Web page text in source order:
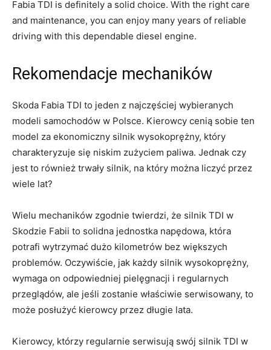
Fabia TDI is definitely⁢ a solid choice.​ With​ the⁤ right care‌
and ​maintenance, ​you can enjoy many years of reliable
driving with‍ this dependable diesel engine.
Rekomendacje mechaników
Skoda Fabia TDI⁤ to jeden z⁢ najczęściej wybieranych
modeli ‍samochodów w Polsce. Kierowcy cenią‌ sobie ten
model za ekonomiczny silnik wysokoprężny, który
charakteryzuje ⁤się niskim zużyciem paliwa. Jednak‍ czy
jest to również trwały silnik, ⁤na który można liczyć ​przez
wiele lat?
Wielu ​mechaników zgodnie twierdzi, że silnik TDI‌ w
Skodzie Fabii to solidna jednostka napędowa, która
potrafi wytrzymać dużo ⁤kilometrów bez większych⁢
problemów. Oczywiście, jak⁢ każdy ​silnik wysokoprężny, ​
wymaga on‍ odpowiedniej pielęgnacji i regularnych
przeglądów,‌ ale jeśli zostanie⁣ właściwie serwisowany, to
‍może posłużyć kierowcy przez długie⁣ lata.
Kierowcy, którzy⁣ regularnie ‌serwisują⁣ swój silnik TDI ‌w